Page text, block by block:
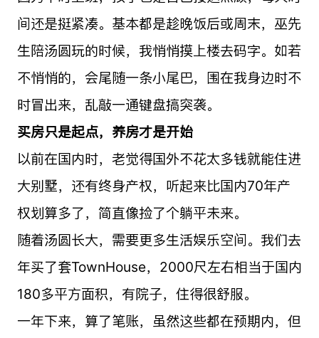
间还是挺紧凑。基本都是趁晚饭后或周末，巫先
生陪汤圆玩的时候，我悄悄摸上楼去码字。如若
不悄悄的，会尾随一条小尾巴，围在我身边时不
时冒出来，乱敲一通键盘搞突袭。
买房只是起点，养房才是开始
以前在国内时，老觉得国外不花太多钱就能住进
大别墅，还有终身产权，听起来比国内70年产
权划算多了，简直像捡了个躺平未来。
随着汤圆长大，需要更多生活娱乐空间。我们去
年买了套TownHouse，2000尺左右相当于国内
180多平方面积，有院子，住得很舒服。
一年下来，算了笔账，虽然这些都在预期内，但